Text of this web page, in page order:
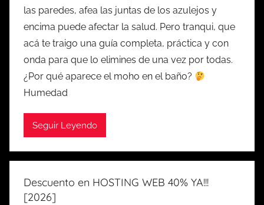
las paredes, afea las juntas de los azulejos y
encima puede afectar la salud. Pero tranqui, que
acá te traigo una guía completa, práctica y con
onda para que lo elimines de una vez por todas.
¿Por qué aparece el moho en el baño?
Humedad
Seguir Leyendo
Descuento en HOSTING WEB 40% YA!!!
[2026]